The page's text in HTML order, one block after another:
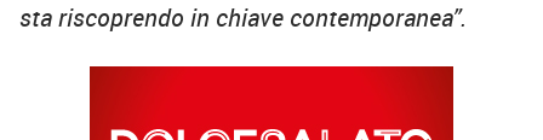
sta riscoprendo in chiave contemporanea”.